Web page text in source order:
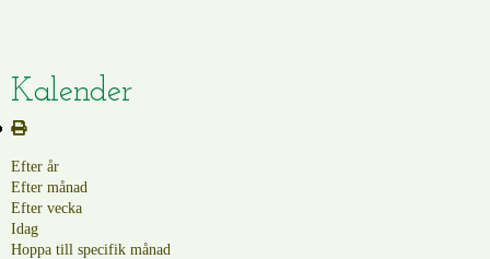
Kalender
Efter år
Efter månad
Efter vecka
Idag
Hoppa till specifik månad